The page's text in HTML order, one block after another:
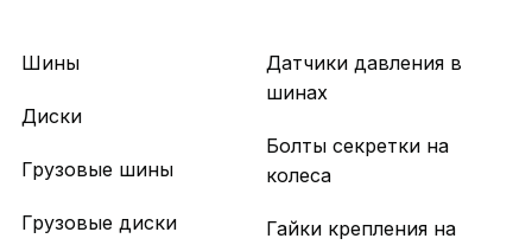
Шины
Диски
Грузовые шины
Грузовые диски
Датчики давления в
шинах
Болты секретки на
колеса
Гайки крепления на